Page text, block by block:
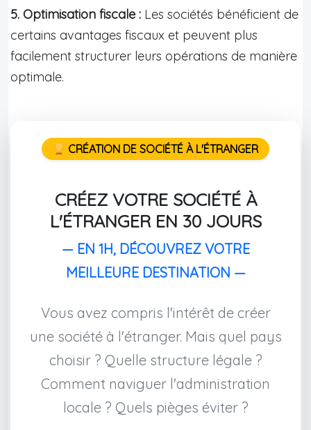
5. Optimisation fiscale : Les sociétés bénéficient de
certains avantages fiscaux et peuvent plus
facilement structurer leurs opérations de manière
optimale.
CRÉATION DE SOCIÉTÉ À L'ÉTRANGER
CRÉEZ VOTRE SOCIÉTÉ À
L'ÉTRANGER EN 30 JOURS
— EN 1H, DÉCOUVREZ VOTRE
MEILLEURE DESTINATION —
Vous avez compris l'intérêt de créer
une société à l'étranger. Mais quel pays
choisir ? Quelle structure légale ?
Comment naviguer l'administration
locale ? Quels pièges éviter ?